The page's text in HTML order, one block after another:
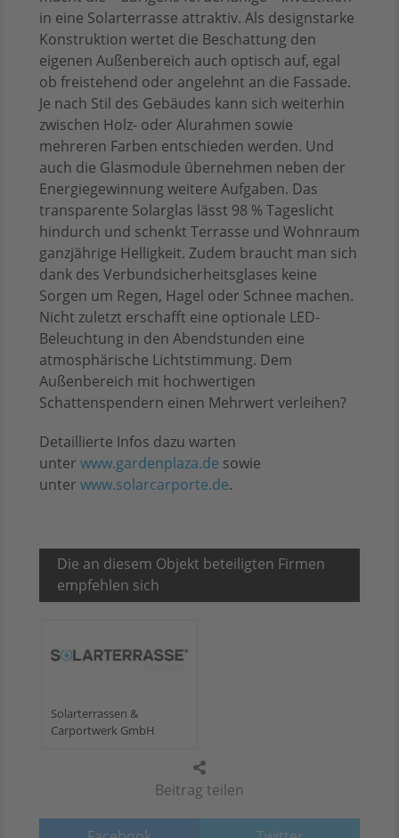
Beitrag teilen
in eine Solarterrasse attraktiv. Als designstarke
Konstruktion wertet die Beschattung den
eigenen Außenbereich auch optisch auf, egal
ob freistehend oder angelehnt an die Fassade.
Je nach Stil des Gebäudes kann sich weiterhin
zwischen Holz- oder Alurahmen sowie
mehreren Farben entschieden werden. Und
auch die Glasmodule übernehmen neben der
Energiegewinnung weitere Aufgaben. Das
transparente Solarglas lässt 98 % Tageslicht
hindurch und schenkt Terrasse und Wohnraum
ganzjährige Helligkeit. Zudem braucht man sich
dank des Verbundsicherheitsglases keine
Sorgen um Regen, Hagel oder Schnee machen.
Nicht zuletzt erschafft eine optionale LED-
Beleuchtung in den Abendstunden eine
atmosphärische Lichtstimmung. Dem
Außenbereich mit hochwertigen
Schattenspendern einen Mehrwert verleihen?
Detaillierte Infos dazu warten
unter www.gardenplaza.de sowie
unter www.solarcarporte.de.
Die an diesem Objekt beteiligten Firmen
empfehlen sich
Solarterrassen &
Carportwerk GmbH